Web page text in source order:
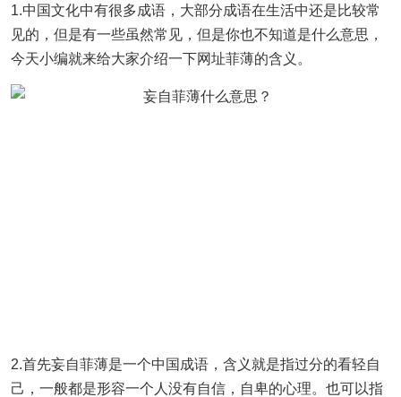
1.中国文化中有很多成语，大部分成语在生活中还是比较常
见的，但是有一些虽然常见，但是你也不知道是什么意思，
今天小编就来给大家介绍一下网址菲薄的含义。
2.首先妄自菲薄是一个中国成语，含义就是指过分的看轻自
己，一般都是形容一个人没有自信，自卑的心理。也可以指